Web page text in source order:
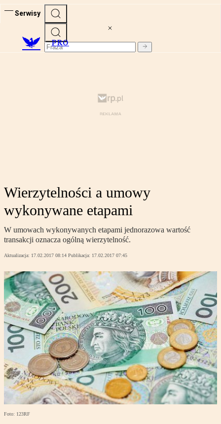
Serwisy
PRO
Wierzytelności a umowy
wykonywane etapami
W umowach wykonywanych etapami jednorazowa wartość
transakcji oznacza ogólną wierzytelność.
Aktualizacja: 17.02.2017 08:14 Publikacja: 17.02.2017 07:45
Foto: 123RF